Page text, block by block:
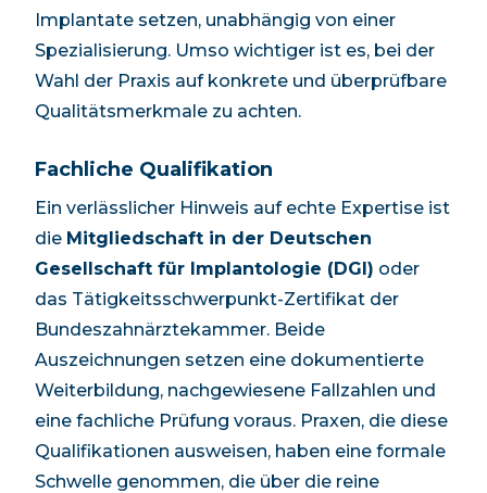
Implantate setzen, unabhängig von einer
Spezialisierung. Umso wichtiger ist es, bei der
Wahl der Praxis auf konkrete und überprüfbare
Qualitätsmerkmale zu achten.
Fachliche Qualifikation
Ein verlässlicher Hinweis auf echte Expertise ist
die Mitgliedschaft in der Deutschen
Gesellschaft für Implantologie (DGI) oder
das Tätigkeitsschwerpunkt-Zertifikat der
Bundeszahnärztekammer. Beide
Auszeichnungen setzen eine dokumentierte
Weiterbildung, nachgewiesene Fallzahlen und
eine fachliche Prüfung voraus. Praxen, die diese
Qualifikationen ausweisen, haben eine formale
Schwelle genommen, die über die reine